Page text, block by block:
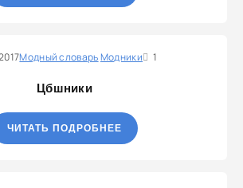
Модный словарьМодники 1
Цбшники
ЧИТАТЬ ПОДРОБНЕЕ